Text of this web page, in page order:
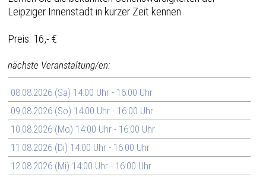
Leipziger Innenstadt in kurzer Zeit kennen.
Preis: 16,- €
nächste Veranstaltung/en:
08.08.2026 (Sa) 14:00 Uhr - 16:00 Uhr
09.08.2026 (So) 14:00 Uhr - 16:00 Uhr
10.08.2026 (Mo) 14:00 Uhr - 16:00 Uhr
11.08.2026 (Di) 14:00 Uhr - 16:00 Uhr
12.08.2026 (Mi) 14:00 Uhr - 16:00 Uhr